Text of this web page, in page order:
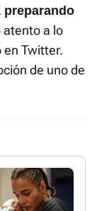
preparando
atento a lo
en Twitter.
de uno de